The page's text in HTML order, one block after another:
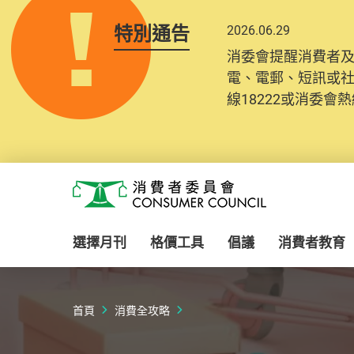
特別通告 2026.06.29
消委會提醒消費者
電、電郵、短訊或
線18222或消委會
消費者委員會
選擇月刊 格價工具 倡議 消費者教育
首頁 消費全攻略